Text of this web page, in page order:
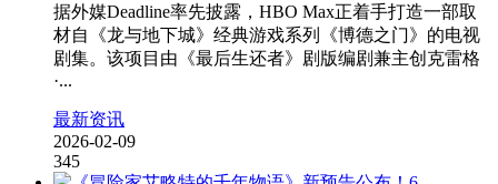
据外媒Deadline率先披露，HBO Max正着手打造一部取
材自《龙与地下城》经典游戏系列《博德之门》的电视
剧集。该项目由《最后生还者》剧版编剧兼主创克雷格
·...
最新资讯
2026-02-09
345